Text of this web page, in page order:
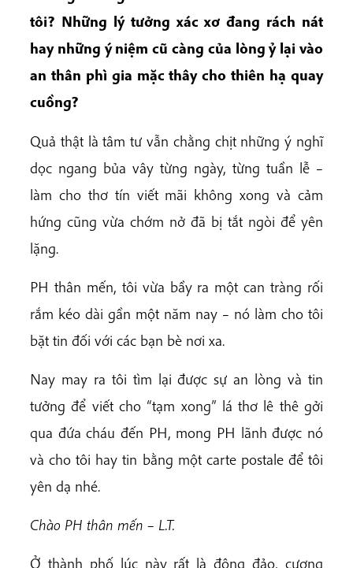
tôi? Những lý tưởng xác xơ đang rách nát
hay những ý niệm cũ càng của lòng ỷ lại vào
an thân phì gia mặc thây cho thiên hạ quay
cuồng?
Quả thật là tâm tư vẫn chằng chịt những ý nghĩ
dọc ngang bủa vây từng ngày, từng tuần lễ –
làm cho thơ tín viết mãi không xong và cảm
hứng cũng vừa chớm nở đã bị tắt ngòi để yên
lặng.
PH thân mến, tôi vừa bầy ra một can tràng rối
rắm kéo dài gần một năm nay – nó làm cho tôi
bặt tin đối với các bạn bè nơi xa.
Nay may ra tôi tìm lại được sự an lòng và tin
tưởng để viết cho “tạm xong” lá thơ lê thê gởi
qua đứa cháu đến PH, mong PH lãnh được nó
và cho tôi hay tin bằng một carte postale để tôi
yên dạ nhé.
Chào PH thân mến – L.T.
Ở thành phố lúc này rất là đông đảo, cương